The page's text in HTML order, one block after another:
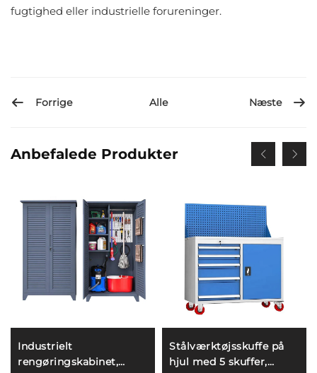
fugtighed eller industrielle forureninger.
Forrige Alle Næste
Anbefalede Produkter
Industrielt
rengøringskabinet,
Stålværktøjsskuffe på
hjul med 5 skuffer,